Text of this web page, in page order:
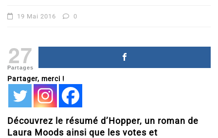
19 Mai 2016 0
27
Partages
Partager, merci !
Découvrez le résumé d’Hopper, un roman de
Laura Moods ainsi que les votes et